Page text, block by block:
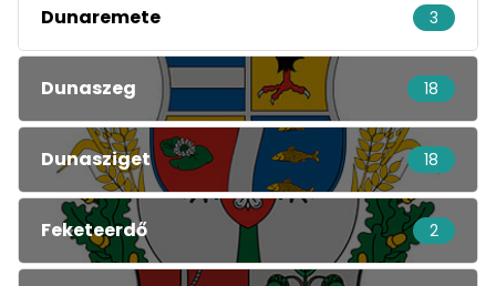
Dunaremete 3
Dunaszeg 18
Dunasziget 18
Feketeerdő 2